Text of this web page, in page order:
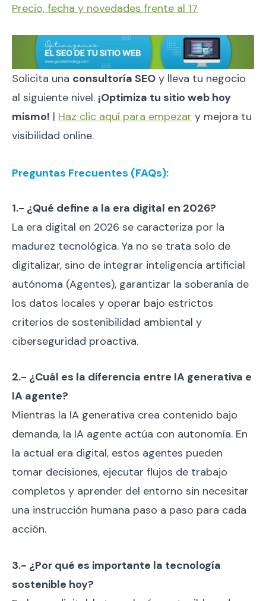
Precio, fecha y novedades frente al 17
Solicita una consultoría SEO y lleva tu negocio
al siguiente nivel. ¡Optimiza tu sitio web hoy
mismo! | Haz clic aquí para empezar y mejora tu
visibilidad online.
Preguntas Frecuentes (FAQs):
1.- ¿Qué define a la era digital en 2026?
La era digital en 2026 se caracteriza por la
madurez tecnológica. Ya no se trata solo de
digitalizar, sino de integrar inteligencia artificial
autónoma (Agentes), garantizar la soberanía de
los datos locales y operar bajo estrictos
criterios de sostenibilidad ambiental y
ciberseguridad proactiva.
2.- ¿Cuál es la diferencia entre IA generativa e
IA agente?
Mientras la IA generativa crea contenido bajo
demanda, la IA agente actúa con autonomía. En
la actual era digital, estos agentes pueden
tomar decisiones, ejecutar flujos de trabajo
completos y aprender del entorno sin necesitar
una instrucción humana paso a paso para cada
acción.
3.- ¿Por qué es importante la tecnología
sostenible hoy?